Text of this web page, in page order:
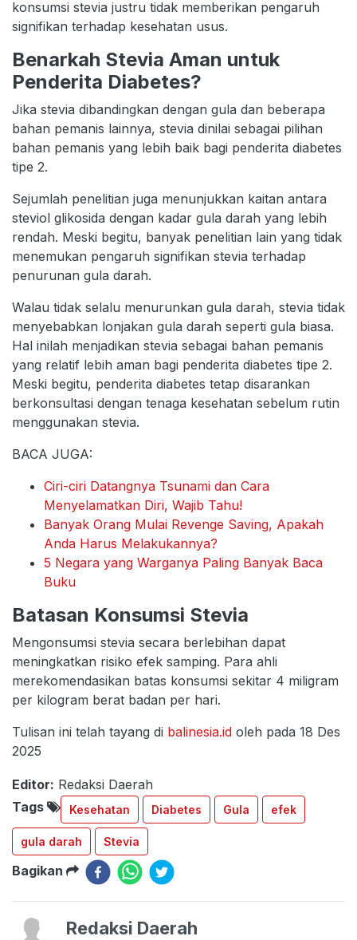
konsumsi stevia justru tidak memberikan pengaruh
signifikan terhadap kesehatan usus.
Benarkah Stevia Aman untuk
Penderita Diabetes?
Jika stevia dibandingkan dengan gula dan beberapa
bahan pemanis lainnya, stevia dinilai sebagai pilihan
bahan pemanis yang lebih baik bagi penderita diabetes
tipe 2.
Sejumlah penelitian juga menunjukkan kaitan antara
steviol glikosida dengan kadar gula darah yang lebih
rendah. Meski begitu, banyak penelitian lain yang tidak
menemukan pengaruh signifikan stevia terhadap
penurunan gula darah.
Walau tidak selalu menurunkan gula darah, stevia tidak
menyebabkan lonjakan gula darah seperti gula biasa.
Hal inilah menjadikan stevia sebagai bahan pemanis
yang relatif lebih aman bagi penderita diabetes tipe 2.
Meski begitu, penderita diabetes tetap disarankan
berkonsultasi dengan tenaga kesehatan sebelum rutin
menggunakan stevia.
BACA JUGA:
Ciri-ciri Datangnya Tsunami dan Cara
Menyelamatkan Diri, Wajib Tahu!
Banyak Orang Mulai Revenge Saving, Apakah
Anda Harus Melakukannya?
5 Negara yang Warganya Paling Banyak Baca
Buku
Batasan Konsumsi Stevia
Mengonsumsi stevia secara berlebihan dapat
meningkatkan risiko efek samping. Para ahli
merekomendasikan batas konsumsi sekitar 4 miligram
per kilogram berat badan per hari.
Tulisan ini telah tayang di balinesia.id oleh pada 18 Des
2025
Editor: Redaksi Daerah
Tags
Kesehatan Diabetes Gula efek
gula darah Stevia
Bagikan
Redaksi Daerah